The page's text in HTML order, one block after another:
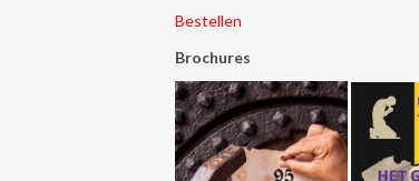
Bestellen
Brochures